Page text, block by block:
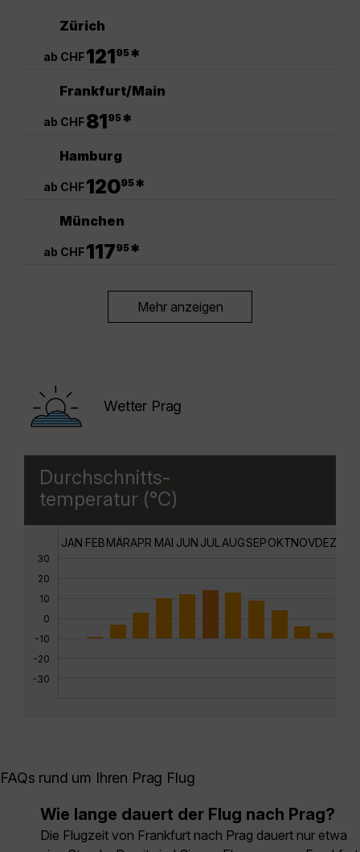
Zürich
ab CHF12195*
Frankfurt/Main
ab CHF8195*
Hamburg
ab CHF12095*
München
ab CHF11795*
Mehr anzeigen
Wetter Prag
Durchschnitts-
temperatur (°C)
30
20
10
0
-10
-20
-30
JAN FEBMÄRAPR MAI JUN JUL AUGSEPOKTNOVDEZ
FAQs rund um Ihren Prag Flug
Wie lange dauert der Flug nach Prag?
Die Flugzeit von Frankfurt nach Prag dauert nur etwa